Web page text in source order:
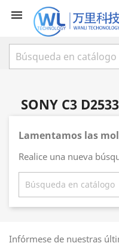

SONY C3 D2533
Lamentamos las
Realice una nueva
Infórmese de nuestras